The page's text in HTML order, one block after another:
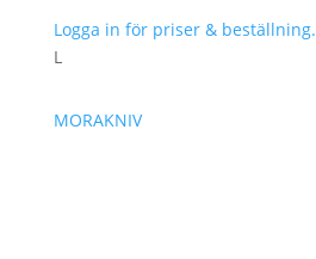
Logga in för priser & beställning.
L
MORAKNIV